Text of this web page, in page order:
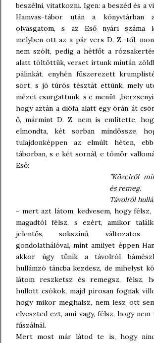
beszélni, vitatkozni. Igen: a beszéd és a
Hamvas-tábor után a könyvtárban
olvasgatom, s az Eső nyári száma
melyben ott az a pár vers D. Z.-től,
nem szólt, pedig a hétfőt a
alatt töltöttük, verset írtunk miután
pálinkát, enyhén fűszerezett
sört, s jó túrós tésztát ettünk, mely
mézet csurgattunk, s e menüt
hogy aztán a diófa alatt egy órán át
ő, mármint D. Z. nem is említette,
elmondta, két sorban mindössze,
tulajdonképpen az elmúlt héten,
táborban, s e két sornál, e tömör
Eső:
”Közelről
és remeg.
Távolról
- mert azt látom, kedvesem, hogy félsz,
magadtól félsz, s ezért, amikor
jelentős, sokszínű, változatos
gondolathálóval, mint amilyet éppen
akkor úgy tűnik a távolról
hullámzó táncba kezdesz, de mihelyst
látom reszketsz és remegsz, félsz,
hullott csókok, majd pirosan fognak
hogy mikor meghalsz, nem lesz ott
elveszted ezt, ami vagy, félsz, hogy nem
fűszálnál.
Mert most már látod te is, hogy